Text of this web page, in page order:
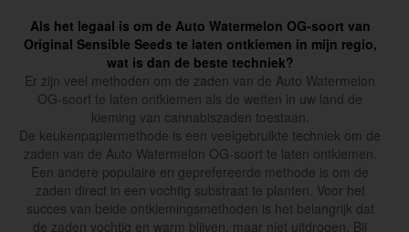
Als het legaal is om de Auto Watermelon OG-soort van
Original Sensible Seeds te laten ontkiemen in mijn regio,
wat is dan de beste techniek?
Er zijn veel methoden om de zaden van de Auto Watermelon
OG-soort te laten ontkiemen als de wetten in uw land de
kieming van cannabiszaden toestaan.
De keukenpapiermethode is een veelgebruikte techniek om de
zaden van de Auto Watermelon OG-soort te laten ontkiemen.
Een andere populaire en geprefereerde methode is om de
zaden direct in een vochtig substraat te planten. Voor het
succes van beide ontkiemingsmethoden is het belangrijk dat
de zaden vochtig en warm blijven, maar niet uitdrogen. Bij